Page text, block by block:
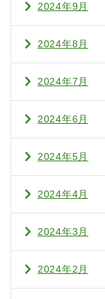
2024年9月
2024年8月
2024年7月
2024年6月
2024年5月
2024年4月
2024年3月
2024年2月